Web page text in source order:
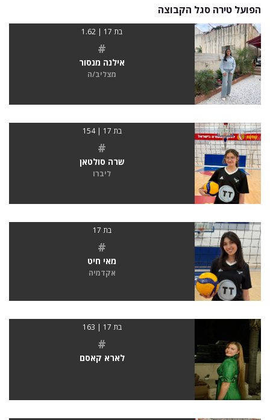
הפועל טירה סגל הקבוצה
בת 17 | 1.62
#
אילנה מנסור
מצליב/ה
בת 17 | 154
#
שרה סולטאן
ליברו
בת 17
#
מאי חיט
אקדמיה
בת 17 | 163
#
לארא קאסם